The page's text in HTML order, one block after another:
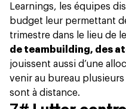
Learnings, les équipes
budget leur permettant
trimestre dans le lieu de
de teambuilding, des
jouissent aussi d’une
venir au bureau plusieurs
sont à distance.